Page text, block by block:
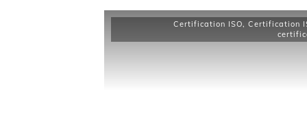
Certification ISO, Certification